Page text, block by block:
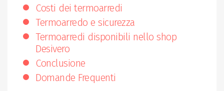
Costi dei termoarredi
Termoarredo e sicurezza
Termoarredi disponibili nello shop
Desivero
Conclusione
Domande Frequenti